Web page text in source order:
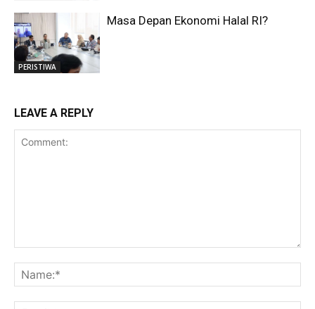
PERISTIWA
Masa Depan Ekonomi Halal RI?
LEAVE A REPLY